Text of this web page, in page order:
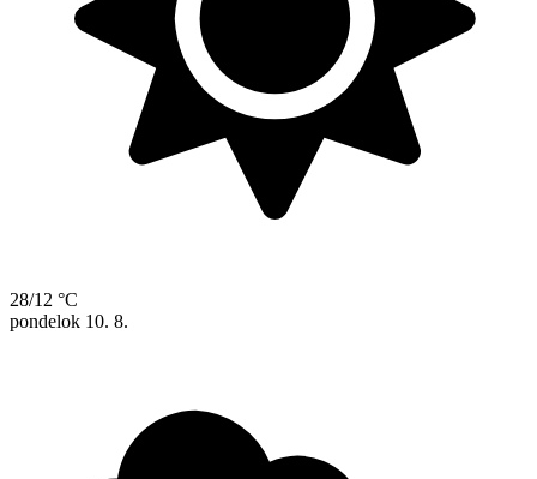
28/12 °C
pondelok 10. 8.